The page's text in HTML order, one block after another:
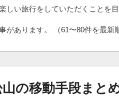
しい旅行をしていただくことを目
があります。 （61〜80件を最新
の移動手段まと